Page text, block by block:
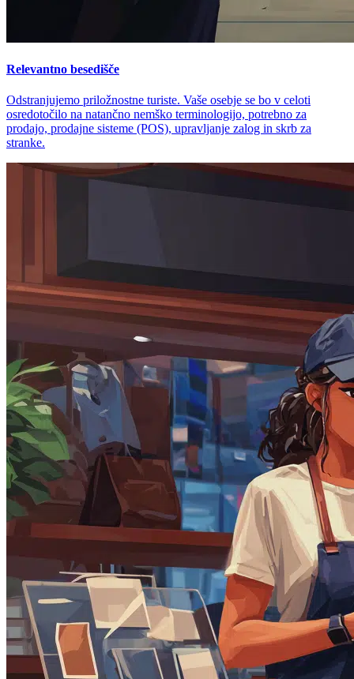
Relevantno besedišče
Odstranjujemo priložnostne turiste. Vaše osebje se bo v celoti
osredotočilo na natančno nemško terminologijo, potrebno za
prodajo, prodajne sisteme (POS), upravljanje zalog in skrb za
stranke.